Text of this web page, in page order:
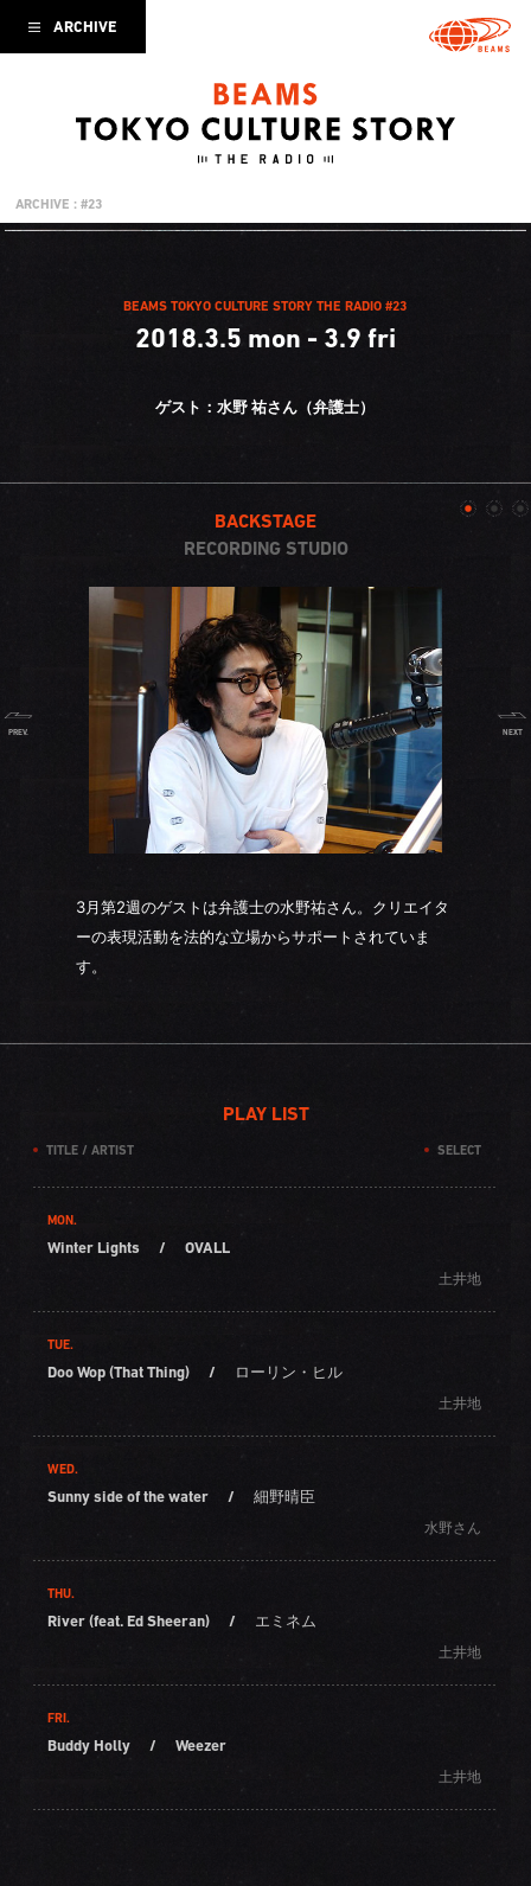
ARCHIVE
ARCHIVE : #23
BEAMS TOKYO CULTURE STORY THE RADIO #23
2018.3.5 mon - 3.9 fri
ゲスト：水野 祐さん（弁護士）
BACKSTAGE
RECORDING STUDIO
3月第2週のゲストは弁護士の水野祐さん。クリエイタ
ーの表現活動を法的な立場からサポートされていま
す。
PREV. NEXT
PLAY LIST
TITLE / ARTIST SELECT
MON.
Winter Lights / OVALL
土井地
TUE.
Doo Wop (That Thing) / ローリン・ヒル
土井地
WED.
Sunny side of the water / 細野晴臣
水野さん
THU.
River (feat. Ed Sheeran) / エミネム
土井地
FRI.
Buddy Holly / Weezer
土井地